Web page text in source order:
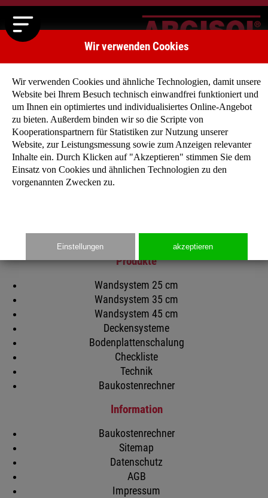
Main
Startseite
Unternehmen
Produkte
Wandsystem 25 cm
Wandsystem 35 cm
Wandsystem 45 cm
Deckensysteme
Bodenplattenschalung
Checkliste
Technik
Baukostenrechner
Information
Baukostenrechner
Sitemap
Datenschutz
AGB
Impressum
Wir verwenden Cookies
Wir verwenden Cookies und ähnliche Technologien, damit unsere
Website bei Ihrem Besuch technisch einwandfrei funktioniert und
um Ihnen ein optimiertes und individualisiertes Online-Angebot
zu bieten. Außerdem binden wir so die Scripte von
Kooperationspartnern für Statistiken zur Nutzung unserer
Website, zur Leistungsmessung sowie zum Anzeigen relevanter
Inhalte ein. Durch Klicken auf "Akzeptieren" stimmen Sie dem
Einsatz von Cookies und ähnlichen Technologien zu den
vorgenannten Zwecken zu.
Einstellungen akzeptieren